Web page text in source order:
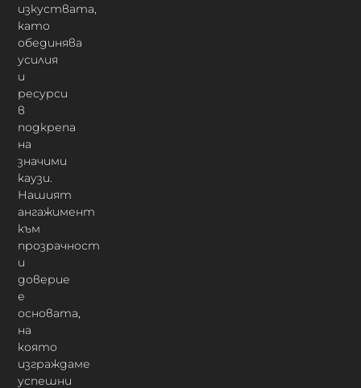
изкуствата,
като
обединява
усилия
и
ресурси
в
подкрепа
на
значими
каузи.
Нашият
ангажимент
към
прозрачност
и
доверие
е
основата,
на
която
изграждаме
успешни